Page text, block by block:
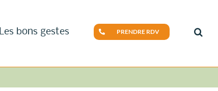
Les bons gestes PRENDRE RDV